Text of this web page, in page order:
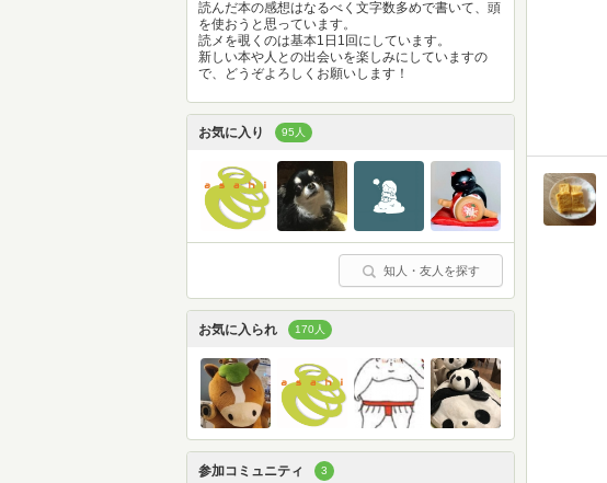
読んだ本の感想はなるべく文字数多めで書いて、頭
を使おうと思っています。
読メを覗くのは基本1日1回にしています。
新しい本や人との出会いを楽しみにしていますの
で、どうぞよろしくお願いします！
お気に入り 95人
知人・友人を探す
お気に入られ 170人
参加コミュニティ 3